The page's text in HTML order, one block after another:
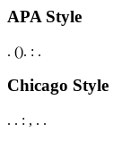
APA Style
. (). : .
Chicago Style
. . : , . .